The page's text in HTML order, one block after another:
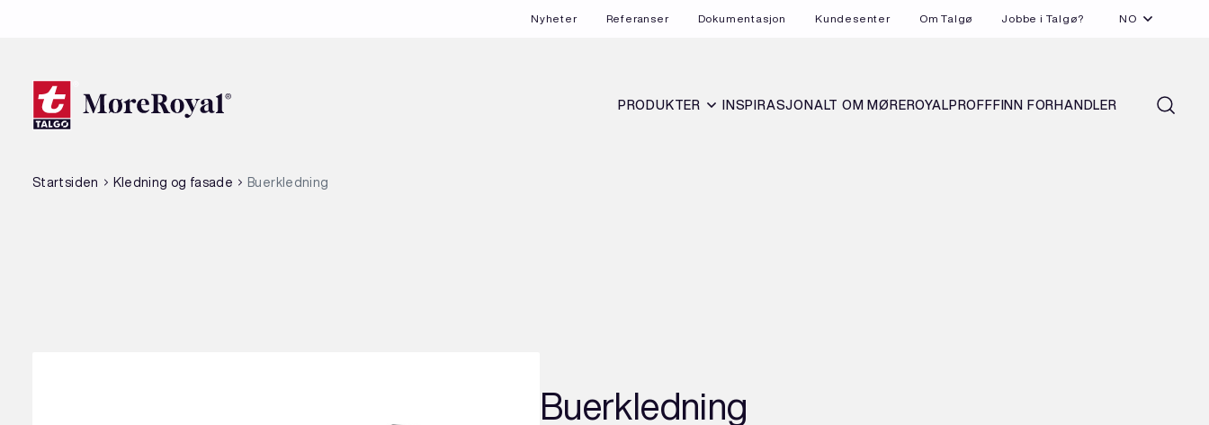
Nyheter Referanser Dokumentasjon Kundesenter Om Talgø Jobbe i Talgø? NO
PRODUKTER INSPIRASJON ALT OM MØREROYAL PROFF FINN FORHANDLER
Startsiden Kledning og fasade Buerkledning
Buerkledning